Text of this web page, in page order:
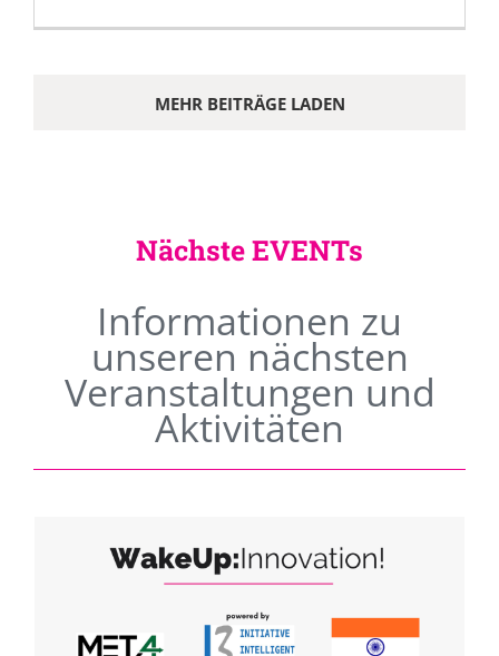
MEHR BEITRÄGE LADEN
Nächste EVENTs
Informationen zu
unseren nächsten
Veranstaltungen und
Aktivitäten